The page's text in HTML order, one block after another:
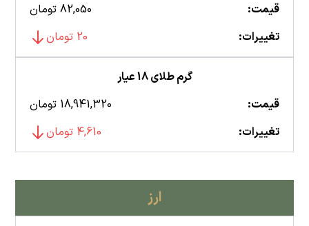
قیمت:
82,050 تومان
تغییرات:
20 تومان
گرم طلای 18 عیار
قیمت:
18,941,320 تومان
تغییرات:
4,610 تومان
ارز